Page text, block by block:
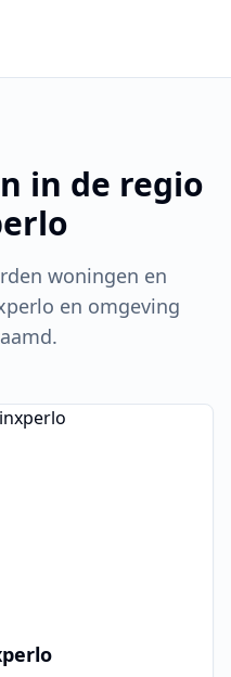
in de regio
woningen en
en omgeving